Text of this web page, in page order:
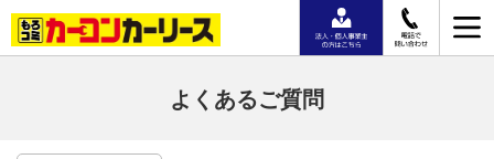
よくあるご質問